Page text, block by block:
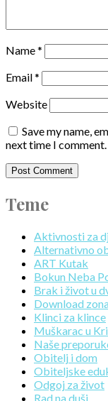
Name*
Email*
Website
Save my name,
next time I comment.
Teme
Aktivnosti za
Alternativno
ART Kutak
Bokun Neba
Brak i život u
Download zona
Klinci za klince
Muškarac u
Naše
Obitelj i dom
Obiteljske
Odgoj za život
Rad na duši